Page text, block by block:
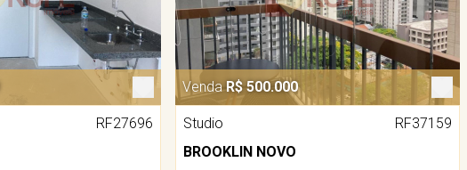
RF27696
Venda R$ 500.000
Studio
RF37159
BROOKLIN NOVO